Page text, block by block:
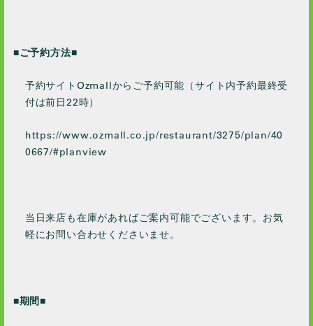
■ご予約方法■
予約サイトOzmallからご予約可能（サイト内予約最終受
付は前日22時）
https://www.ozmall.co.jp/restaurant/3275/plan/40
0667/#planview
当日来店も在庫があればご案内可能でございます。お気
軽にお問い合わせくださいませ。
■期間■